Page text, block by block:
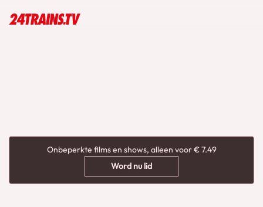
Onbeperkte films en shows, alleen voor € 7.49
Word nu lid